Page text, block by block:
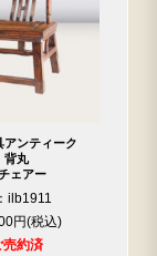
アンティーク
背丸
ェアー
ilb1911
円
売約済